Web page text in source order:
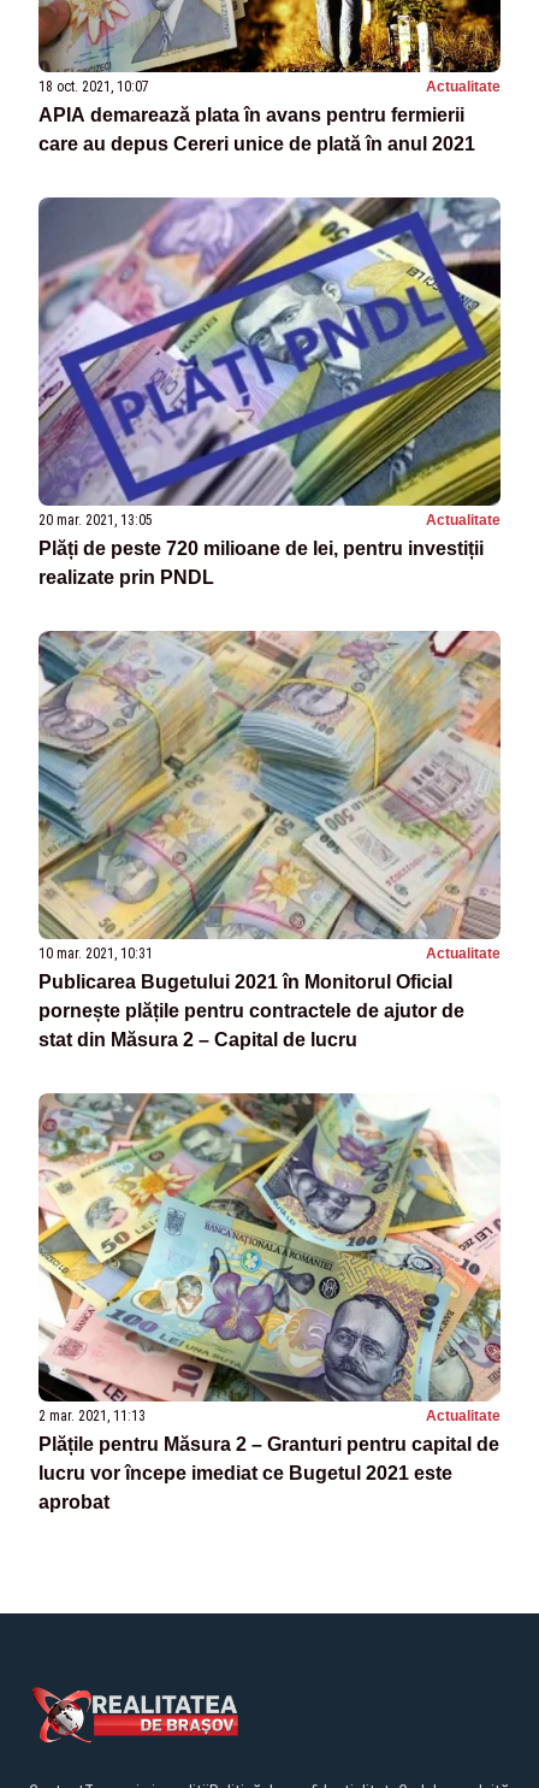
18 oct. 2021, 10:07 Actualitate
APIA demarează plata în avans pentru fermierii
care au depus Cereri unice de plată în anul 2021
20 mar. 2021, 13:05 Actualitate
Plăți de peste 720 milioane de lei, pentru investiții
realizate prin PNDL
10 mar. 2021, 10:31 Actualitate
Publicarea Bugetului 2021 în Monitorul Oficial
pornește plățile pentru contractele de ajutor de
stat din Măsura 2 – Capital de lucru
2 mar. 2021, 11:13 Actualitate
Plățile pentru Măsura 2 – Granturi pentru capital de
lucru vor începe imediat ce Bugetul 2021 este
aprobat